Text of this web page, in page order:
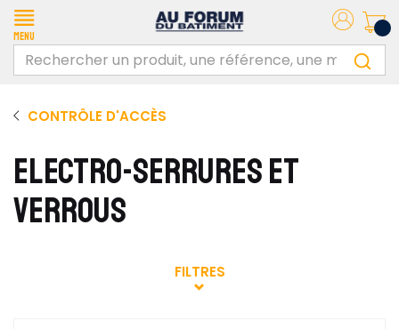
Menu
CONTRÔLE D'ACCÈS
ELECTRO-SERRURES ET
VERROUS
FILTRES